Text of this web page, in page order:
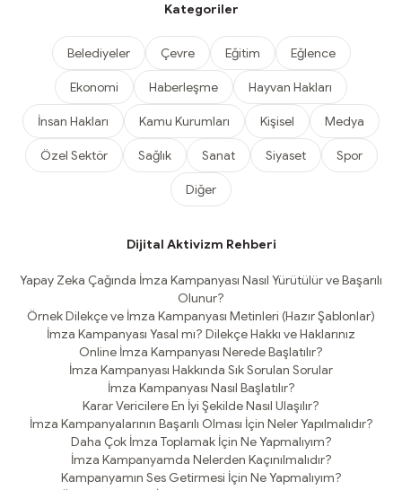
Kategoriler
Belediyeler Çevre Eğitim Eğlence
Ekonomi Haberleşme Hayvan Hakları
İnsan Hakları Kamu Kurumları Kişisel Medya
Özel Sektör Sağlık Sanat Siyaset Spor
Diğer
Dijital Aktivizm Rehberi
Yapay Zeka Çağında İmza Kampanyası Nasıl Yürütülür ve Başarılı
Olunur?
Örnek Dilekçe ve İmza Kampanyası Metinleri (Hazır Şablonlar)
İmza Kampanyası Yasal mı? Dilekçe Hakkı ve Haklarınız
Online İmza Kampanyası Nerede Başlatılır?
İmza Kampanyası Hakkında Sık Sorulan Sorular
İmza Kampanyası Nasıl Başlatılır?
Karar Vericilere En İyi Şekilde Nasıl Ulaşılır?
İmza Kampanyalarının Başarılı Olması İçin Neler Yapılmalıdır?
Daha Çok İmza Toplamak İçin Ne Yapmalıyım?
İmza Kampanyamda Nelerden Kaçınılmalıdır?
Kampanyamın Ses Getirmesi İçin Ne Yapmalıyım?